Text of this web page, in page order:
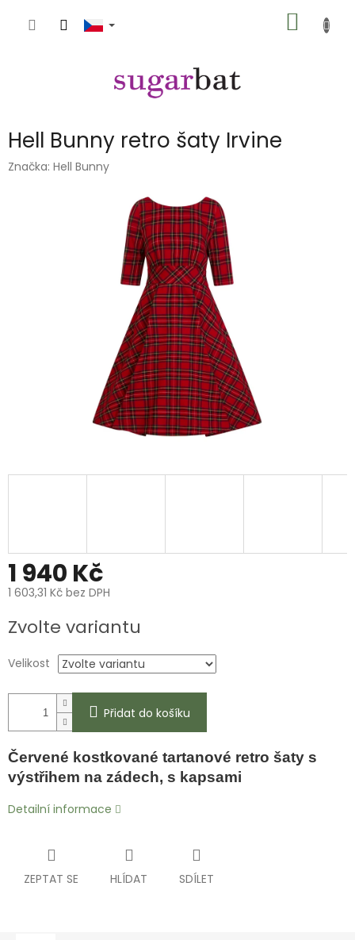
KOŠÍK
Hell Bunny retro šaty Irvine
Značka: Hell Bunny
1 940 Kč
1 603,31 Kč bez DPH
cena:
Zvolte variantu
Velikost
Přidat do košíku
Červené kostkované tartanové retro šaty s
výstřihem na zádech, s kapsami
Detailní informace
ZEPTAT SE HLÍDAT SDÍLET